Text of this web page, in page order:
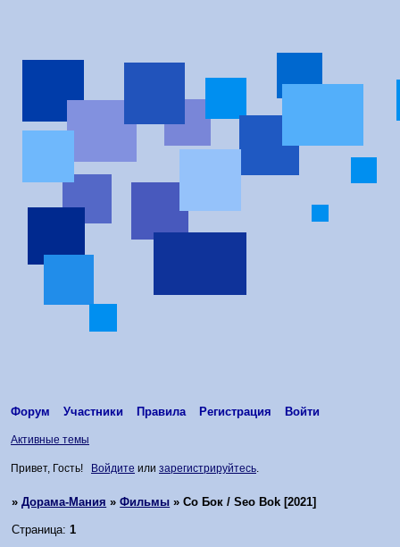
Форум Участники Правила Регистрация Войти
Активные темы
Привет, Гость! Войдите или зарегистрируйтесь.
»Дорама-Мания »Фильмы »Со Бок / Seo Bok [2021]
Страница:1